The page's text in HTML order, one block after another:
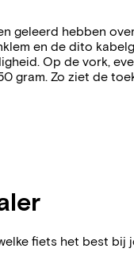
hebben
en de dito
Op de vork,
gram. Zo ziet de
fiets het best bij